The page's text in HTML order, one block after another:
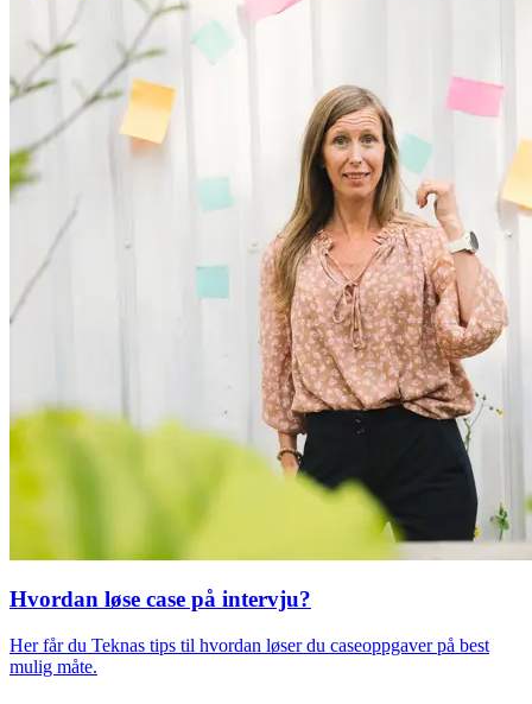
Hvordan løse case på intervju?
Her får du Teknas tips til hvordan løser du caseoppgaver på best
mulig måte.